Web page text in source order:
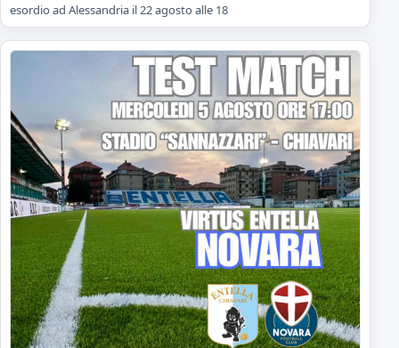
esordio ad Alessandria il 22 agosto alle 18